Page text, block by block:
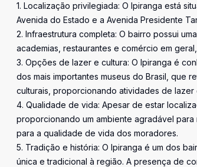
1. Localização privilegiada: O Ipiranga está
Avenida do Estado e a Avenida Presidente
2. Infraestrutura completa: O bairro possui
academias, restaurantes e comércio em
3. Opções de lazer e cultura: O Ipiranga é
dos mais importantes museus do Brasil, que
culturais, proporcionando atividades de lazer
4. Qualidade de vida: Apesar de estar
proporcionando um ambiente agradável
para a qualidade de vida dos moradores.
5. Tradição e história: O Ipiranga é um dos
única e tradicional à região. A presença de